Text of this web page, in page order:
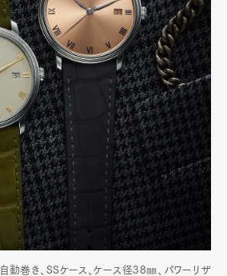
自動巻き、SSケース、ケース径38㎜、パワーリザ